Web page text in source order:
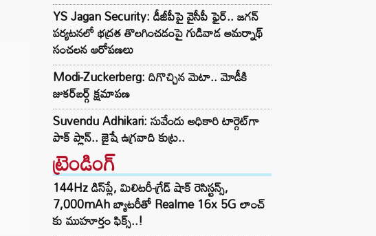
YS Jagan Security: డీజీపీపై వైసీపీ ఫైర్.. జగన్
పర్యటనలో భద్రత తొలగించడంపై గుడివాడ అమర్నాథ్
సంచలన ఆరోపణలు
Modi-Zuckerberg: దిగొచ్చిన మెటా.. మోడీకి
జుకర్‌బర్గ్ క్షమాపణ
Suvendu Adhikari: సువేందు అధికారి టార్గెట్‌గా
పాక్ ప్లాన్.. జైషే ఉగ్రవాది కుట్ర..
ట్రెండింగ్‌
144Hz డిస్‌ప్లే, మిలిటరీ-గ్రేడ్ షాక్ రెసిస్టన్స్,
7,000mAh బ్యాటరీతో Realme 16x 5G లాంచ్
కు ముహూర్తం ఫిక్స్..!